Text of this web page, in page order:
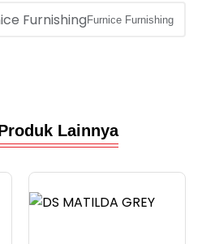
Furnice Furnishing
Lainnya